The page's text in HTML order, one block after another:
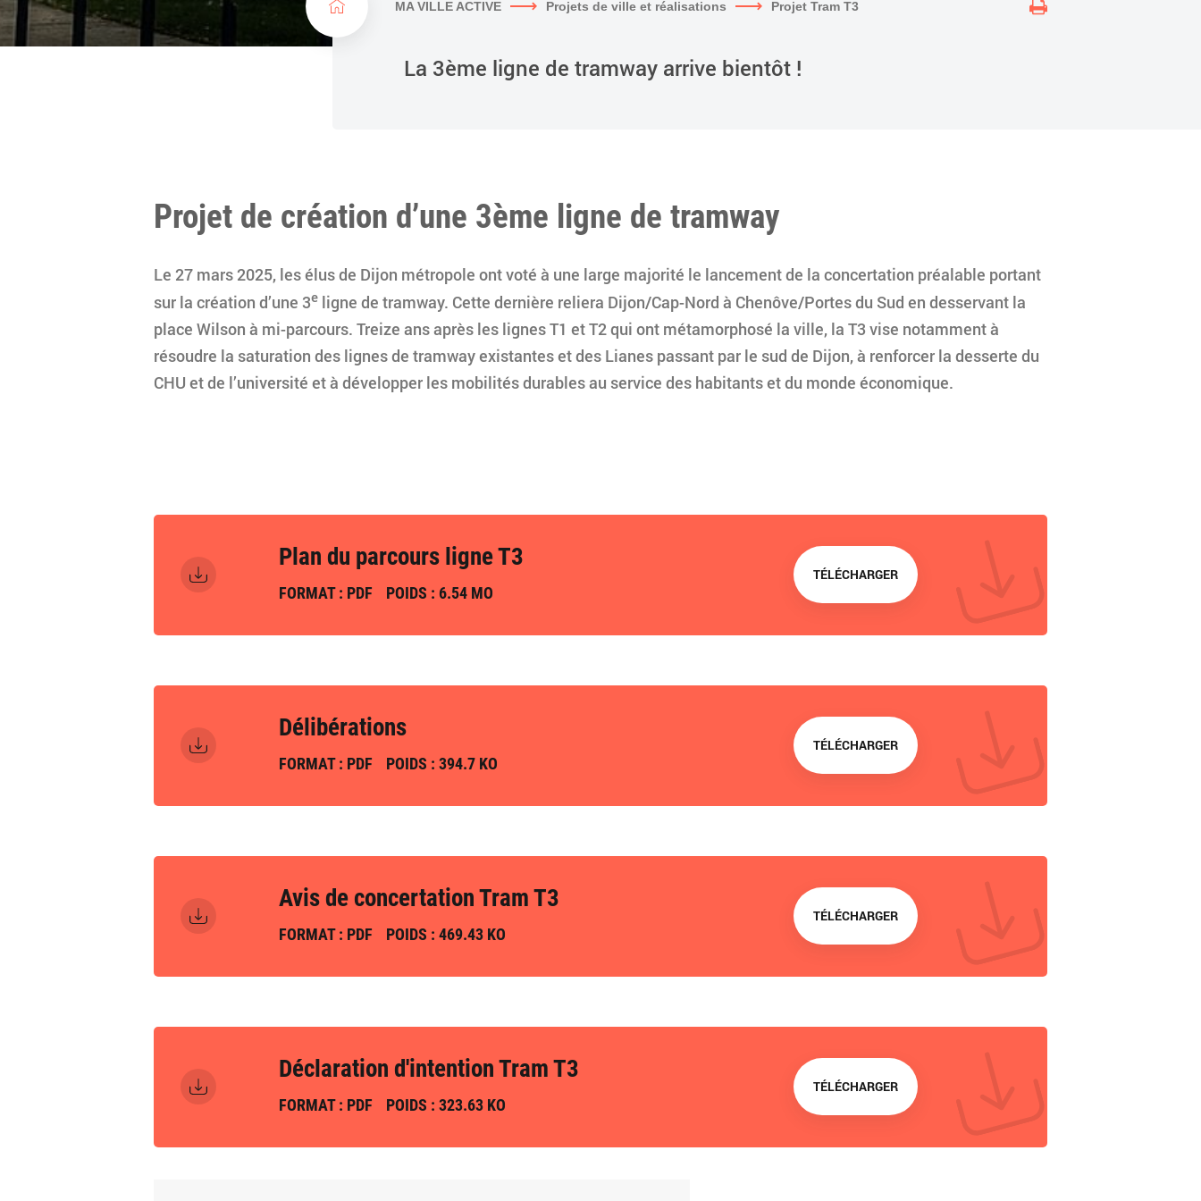
c
u
MA VILLE ACTIVE Projets de ville et réalisations Projet Tram T3
La 3ème ligne de tramway arrive bientôt !
Projet de création d’une 3ème ligne de tramway
Le 27 mars 2025, les élus de Dijon métropole ont voté à une large majorité le lancement de la concertation préalable portant
sur la création d’une 3e ligne de tramway. Cette dernière reliera Dijon/Cap-Nord à Chenôve/Portes du Sud en desservant la
place Wilson à mi-parcours. Treize ans après les lignes T1 et T2 qui ont métamorphosé la ville, la T3 vise notamment à
résoudre la saturation des lignes de tramway existantes et des Lianes passant par le sud de Dijon, à renforcer la desserte du
CHU et de l’université et à développer les mobilités durables au service des habitants et du monde économique.
Plan du parcours ligne T3
FORMAT : PDF POIDS : 6.54 MO
TÉLÉCHARGER
Délibérations
FORMAT : PDF POIDS : 394.7 KO
TÉLÉCHARGER
Avis de concertation Tram T3
FORMAT : PDF POIDS : 469.43 KO
TÉLÉCHARGER
Déclaration d'intention Tram T3
FORMAT : PDF POIDS : 323.63 KO
TÉLÉCHARGER